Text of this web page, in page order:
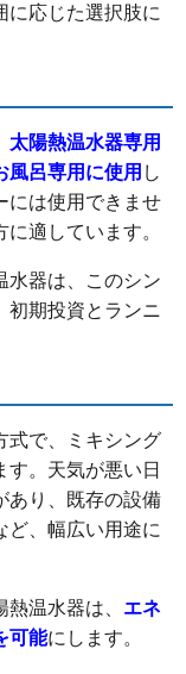
に応じた選択肢に
太陽熱温水器専用
風呂専用に使用 し
には使用できませ
適しています。
水器は、このシン
初期投資とランニ
式で、ミキシング
。天気が悪い日
あり、既存の設備
ど、幅広い用途に
温水器は、 エネ
可能にします。